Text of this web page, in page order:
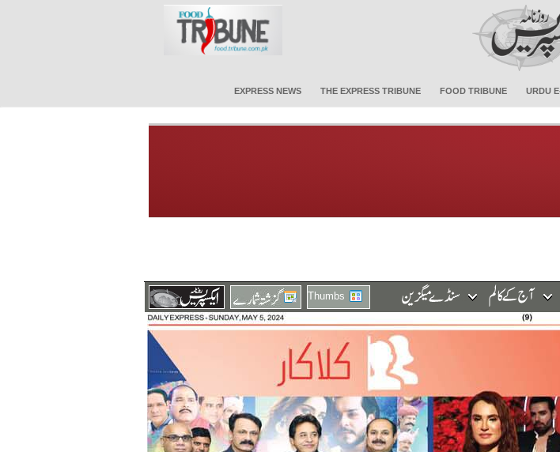
EXPRESS NEWS THE EXPRESS TRIBUNE FOOD TRIBUNE URDU
Thumbs